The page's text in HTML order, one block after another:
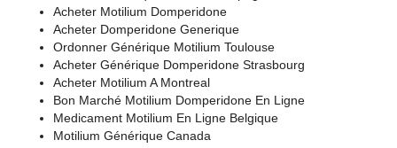
Acheter Motilium Domperidone
Acheter Domperidone Generique
Ordonner Générique Motilium Toulouse
Acheter Générique Domperidone Strasbourg
Acheter Motilium A Montreal
Bon Marché Motilium Domperidone En Ligne
Medicament Motilium En Ligne Belgique
Motilium Générique Canada